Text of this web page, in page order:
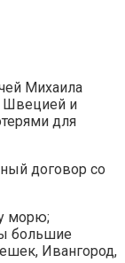
Михаила
Швецией и
для
договор со
морю;
большие
Ивангород,